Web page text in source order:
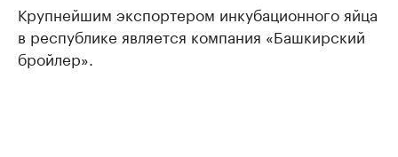
Крупнейшим экспортером инкубационного яйца
в республике является компания «Башкирский
бройлер».